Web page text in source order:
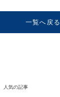
一覧へ戻る
人気の記事